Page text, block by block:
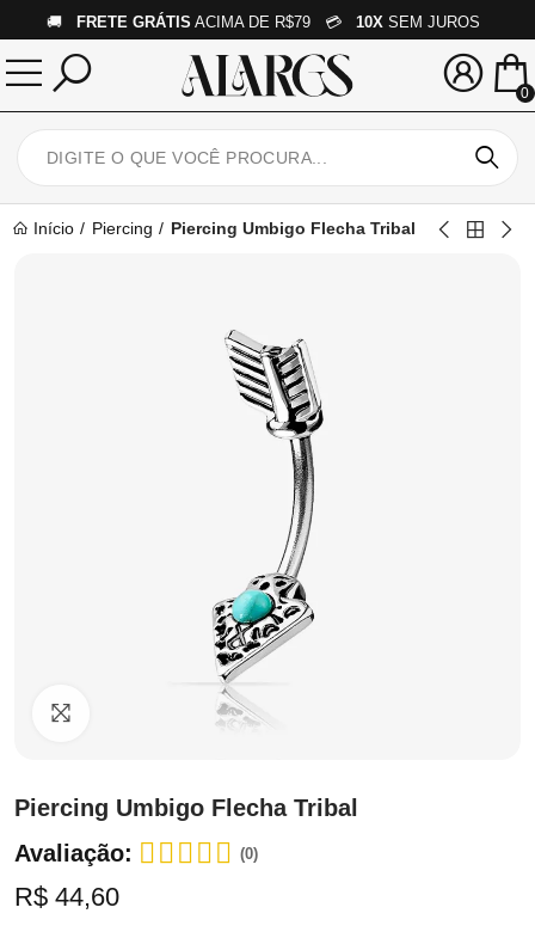
🚚 FRETE GRÁTIS ACIMA DE R$79 💳 10X SEM JUROS
0
Início Piercing Piercing Umbigo Flecha Tribal
Clique para ampliar
Piercing Umbigo Flecha Tribal
Avaliação:
(0)
R$ 44,60